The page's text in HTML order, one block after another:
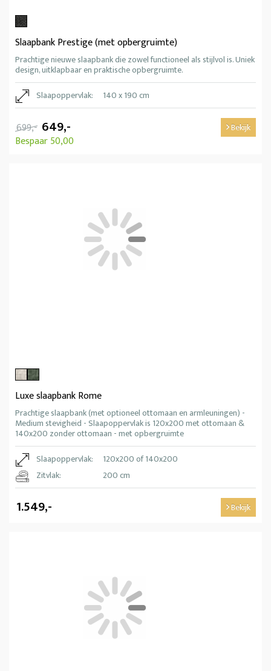
Slaapbank Prestige (met opbergruimte)
Prachtige nieuwe slaapbank die zowel functioneel als stijlvol is. Uniek
design, uitklapbaar en praktische opbergruimte.
Slaapoppervlak:
140 x 190 cm
699,- 649,-
Bespaar 50,00
Bekijk
Luxe slaapbank Rome
Prachtige slaapbank (met optioneel ottomaan en armleuningen) -
Medium stevigheid - Slaapoppervlak is 120x200 met ottomaan &
140x200 zonder ottomaan - met opbergruimte
Slaapoppervlak:
120x200 of 140x200
Zitvlak:
200 cm
1.549,- Bekijk